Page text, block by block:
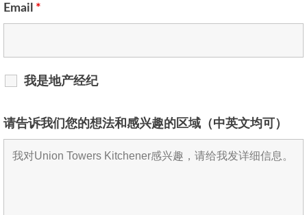
Email *
我是地产经纪
请告诉我们您的想法和感兴趣的区域（中英文均可）